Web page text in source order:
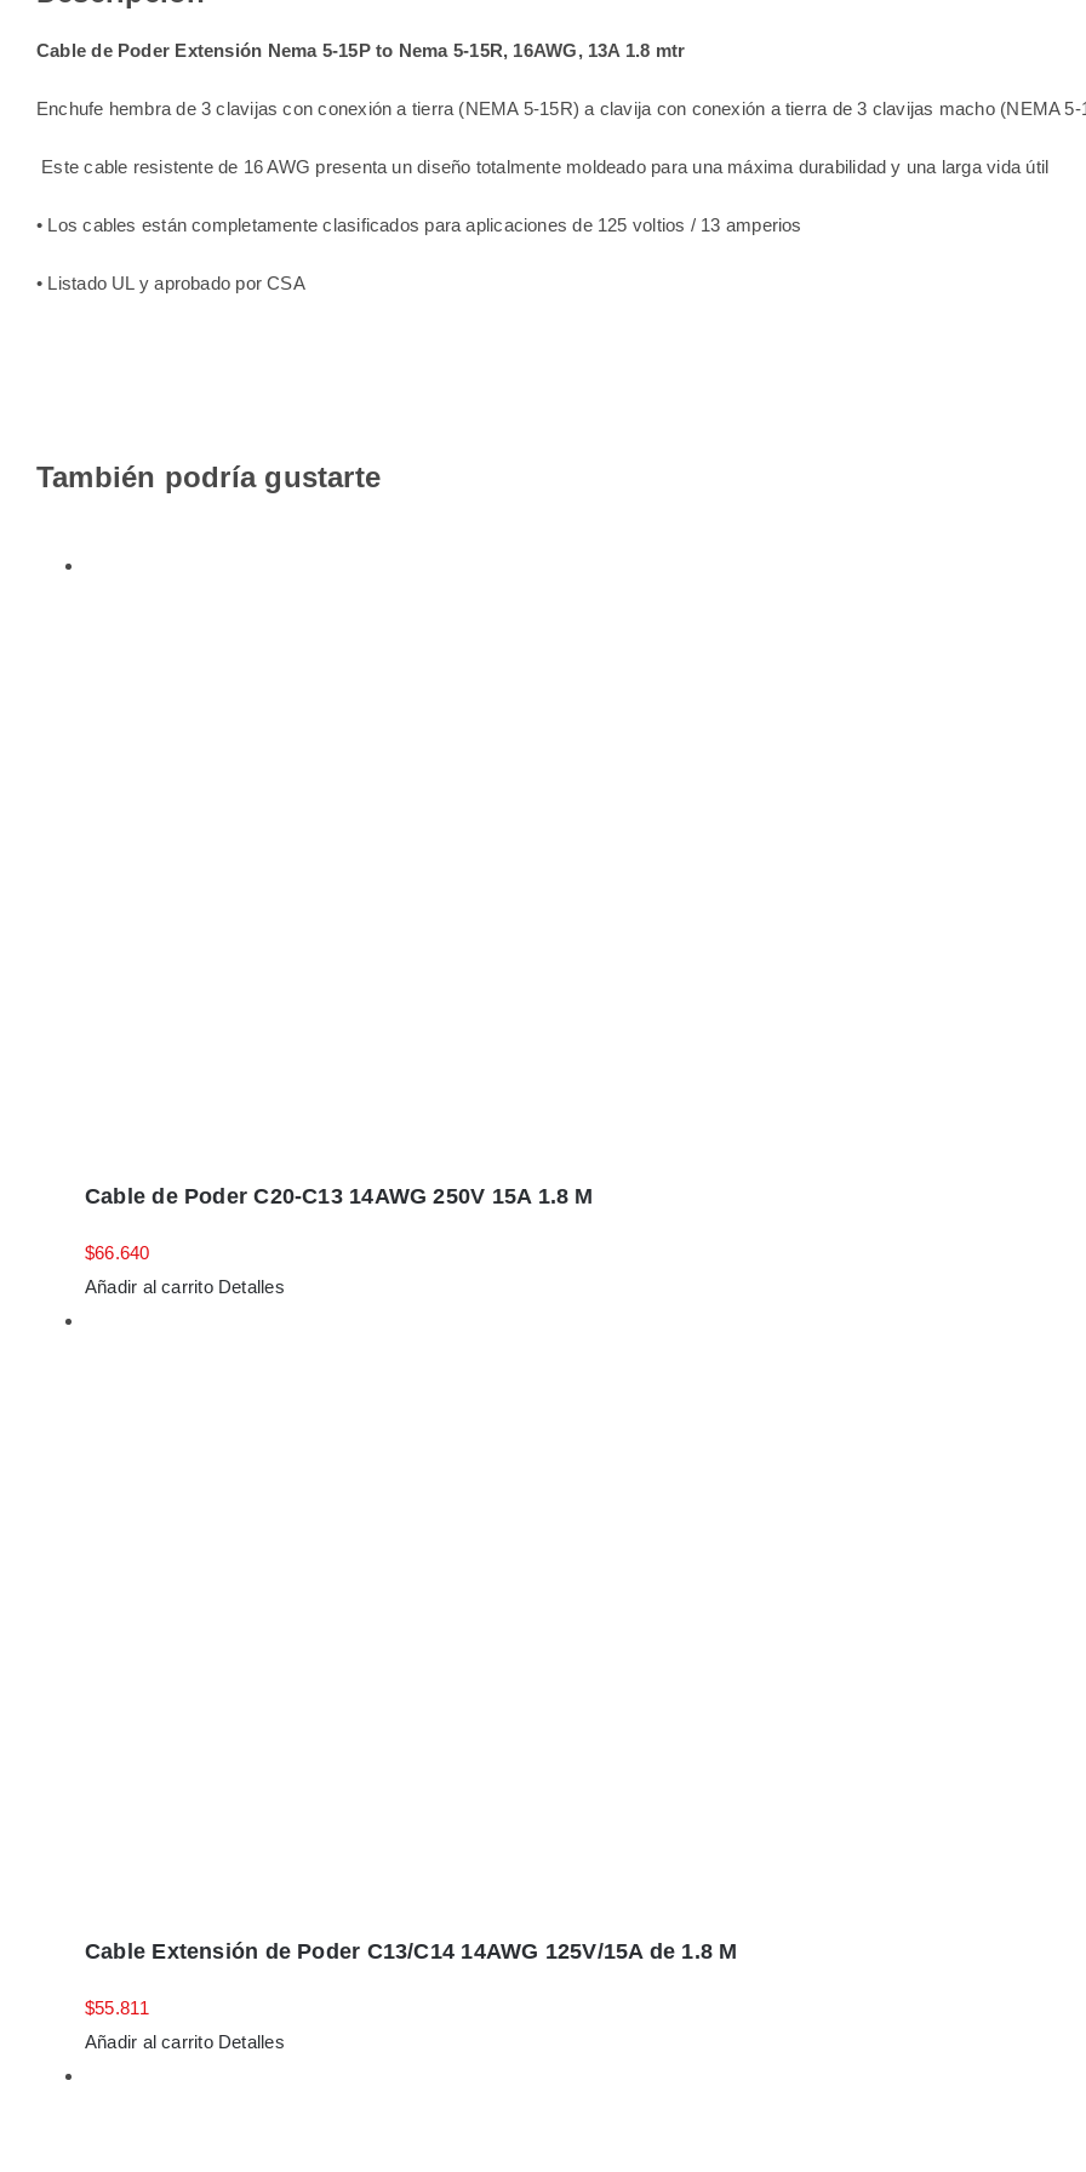
Cable de Poder Extensión Nema 5-15P to Nema 5-15R, 16AWG, 13A 1.8 mtr
Enchufe hembra de 3 clavijas con conexión a tierra (NEMA 5-15R) a clavija con conexión a tierra de 3 clavijas macho (NEMA 5-
Este cable resistente de 16 AWG presenta un diseño totalmente moldeado para una máxima durabilidad y una larga vida útil
• Los cables están completamente clasificados para aplicaciones de 125 voltios / 13 amperios
• Listado UL y aprobado por CSA
También podría gustarte
Cable de Poder C20-C13 14AWG 250V 15A 1.8 M
$66.640
Añadir al carrito Detalles
Cable Extensión de Poder C13/C14 14AWG 125V/15A de 1.8 M
$55.811
Añadir al carrito Detalles